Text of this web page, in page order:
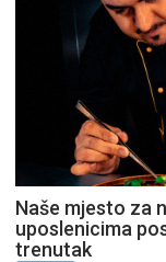
Naše mjesto za
uposlenicima
trenutak